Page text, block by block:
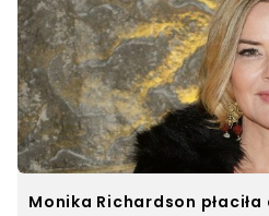
Monika Richardson